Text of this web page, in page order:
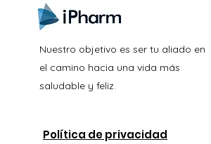
Nuestro objetivo es ser tu aliado en
el camino hacia una vida más
saludable y feliz.
Política de privacidad